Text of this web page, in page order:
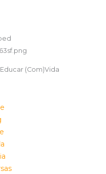
(Com)Vida